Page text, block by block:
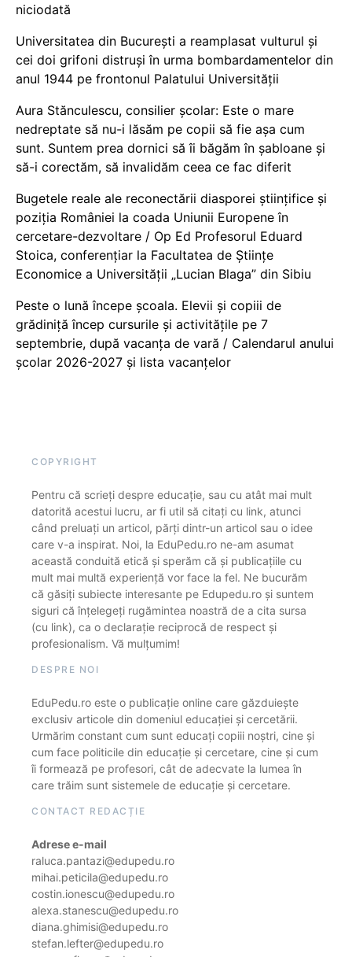
niciodată
Universitatea din București a reamplasat vulturul și
cei doi grifoni distruși în urma bombardamentelor din
anul 1944 pe frontonul Palatului Universității
Aura Stănculescu, consilier școlar: Este o mare
nedreptate să nu-i lăsăm pe copii să fie așa cum
sunt. Suntem prea dornici să îi băgăm în șabloane și
să-i corectăm, să invalidăm ceea ce fac diferit
Bugetele reale ale reconectării diasporei științifice și
poziția României la coada Uniunii Europene în
cercetare-dezvoltare / Op Ed Profesorul Eduard
Stoica, conferențiar la Facultatea de Științe
Economice a Universității „Lucian Blaga” din Sibiu
Peste o lună începe școala. Elevii și copiii de
grădiniță încep cursurile și activitățile pe 7
septembrie, după vacanța de vară / Calendarul anului
școlar 2026-2027 și lista vacanțelor
COPYRIGHT
Pentru că scrieți despre educație, sau cu atât mai mult
datorită acestui lucru, ar fi util să citați cu link, atunci
când preluați un articol, părți dintr-un articol sau o idee
care v-a inspirat. Noi, la EduPedu.ro ne-am asumat
această conduită etică și sperăm că și publicațiile cu
mult mai multă experiență vor face la fel. Ne bucurăm
că găsiți subiecte interesante pe Edupedu.ro și suntem
siguri că înțelegeți rugămintea noastră de a cita sursa
(cu link), ca o declarație reciprocă de respect și
profesionalism. Vă mulțumim!
DESPRE NOI
EduPedu.ro este o publicație online care găzduiește
exclusiv articole din domeniul educației și cercetării.
Urmărim constant cum sunt educați copiii noștri, cine și
cum face politicile din educație și cercetare, cine și cum
îi formează pe profesori, cât de adecvate la lumea în
care trăim sunt sistemele de educație și cercetare.
CONTACT REDACȚIE
Adrese e-mail
raluca.pantazi@edupedu.ro
mihai.peticila@edupedu.ro
costin.ionescu@edupedu.ro
alexa.stanescu@edupedu.ro
diana.ghimisi@edupedu.ro
stefan.lefter@edupedu.ro